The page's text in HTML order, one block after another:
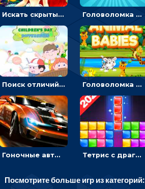
Искать скрытый алфавит на картинках с мультяшными героями - головоломка для детей Головоломка с часами для детей: читать время по циферблату
Поиск отличий на картинках с детьми - головоломка Головоломка Звери-малыши: открывай карточки по очереди, чтобы найти одинаковые
Гоночные авто в пазлах: разбей картинку и собери снова Тетрис с драгоценными камнями: расставляй блоки, чтобы получить линию - головоломка
Посмотрите больше игр из категорий: